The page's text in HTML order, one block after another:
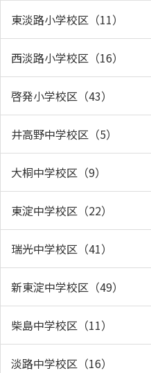
東淡路小学校区（11）
西淡路小学校区（16）
啓発小学校区（43）
井高野中学校区（5）
大桐中学校区（9）
東淀中学校区（22）
瑞光中学校区（41）
新東淀中学校区（49）
柴島中学校区（11）
淡路中学校区（16）